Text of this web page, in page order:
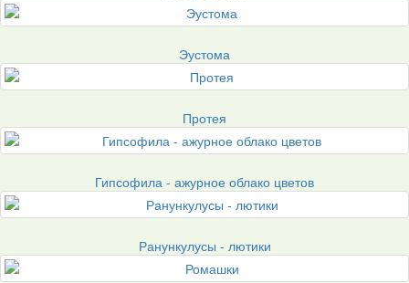
Эустома
Протея
Гипсофила - ажурное облако цветов
Ранункулусы - лютики